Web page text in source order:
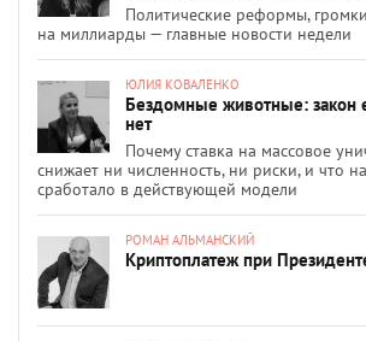
Политические реформы,
на миллиарды — главные новости недели
ЮЛИЯ КОВАЛЕНКО
Бездомные животные: закон
нет
Почему ставка на массовое
снижает ни численность, ни риски, и что
сработало в действующей модели
РОМАН АЛЬМАНСКИЙ
Криптоплатеж при